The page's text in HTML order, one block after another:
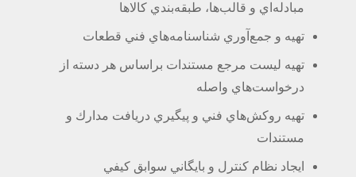
مبادله‌اي و قالب‌ها، طبقه‌بندي كالاها
تهيه و جمع‌آوري شناسنامه‌هاي فني قطعات
تهيه ليست مرجع مستندات براساس هر دسته از
درخواست‌هاي واصله
تهيه روكش‌هاي فني و پيگيري دريافت مدارك و
مستندات
ايجاد نظام كنترل و بايگاني سوابق كيفي